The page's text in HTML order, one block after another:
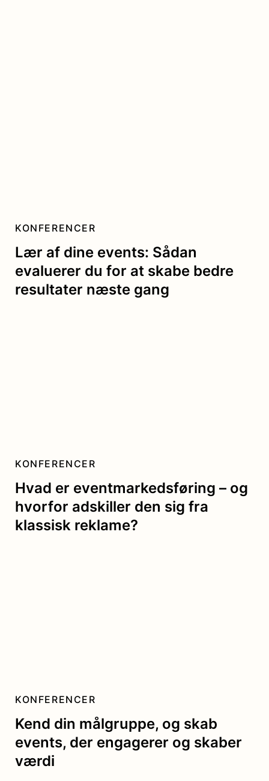
Lær af dine events: Sådan
evaluerer du for at skabe bedre
resultater næste gang
KONFERENCER
Hvad er eventmarkedsføring – og
hvorfor adskiller den sig fra
klassisk reklame?
KONFERENCER
Kend din målgruppe, og skab
events, der engagerer og skaber
værdi
KONFERENCER